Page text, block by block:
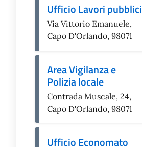
Ufficio Lavori pubblici
Via Vittorio Emanuele,
Capo D'Orlando, 98071
Area Vigilanza e
Polizia locale
Contrada Muscale, 24,
Capo D'Orlando, 98071
Ufficio Economato